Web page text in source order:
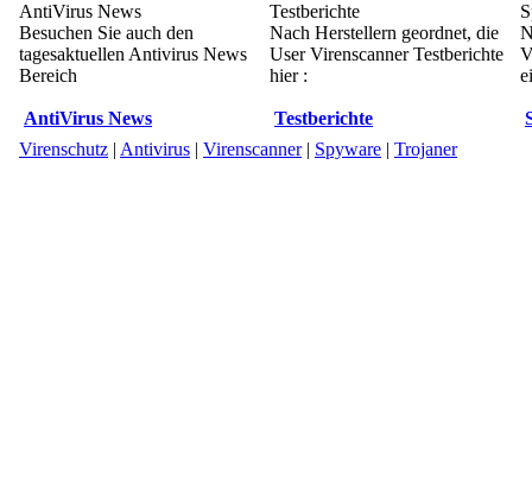
AntiVirus News
Besuchen Sie auch den
tagesaktuellen Antivirus News
Bereich
AntiVirus News
Testberichte
Nach Herstellern geordnet, die
User Virenscanner Testberichte
hier :
Testberichte
Virenschutz | Antivirus | Virenscanner| Spyware | Trojaner